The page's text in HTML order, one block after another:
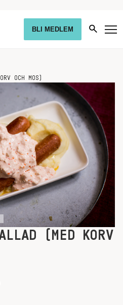
BLI MEDLEM
OCH MOS)
(MED KORV